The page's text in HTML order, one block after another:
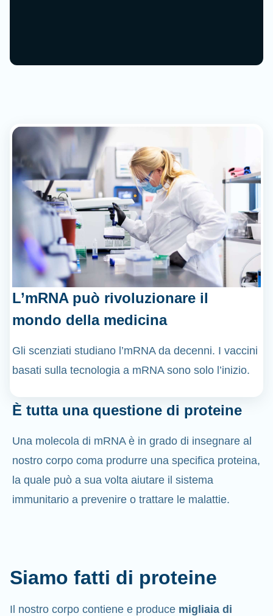
L’mRNA può rivoluzionare il
mondo della medicina
Gli scenziati studiano l’mRNA da decenni. I vaccini
basati sulla tecnologia a mRNA sono solo l’inizio.
È tutta una questione di proteine
Una molecola di mRNA è in grado di insegnare al
nostro corpo coma produrre una specifica proteina,
la quale può a sua volta aiutare il sistema
immunitario a prevenire o trattare le malattie.
Siamo fatti di proteine
Il nostro corpo contiene e produce migliaia di